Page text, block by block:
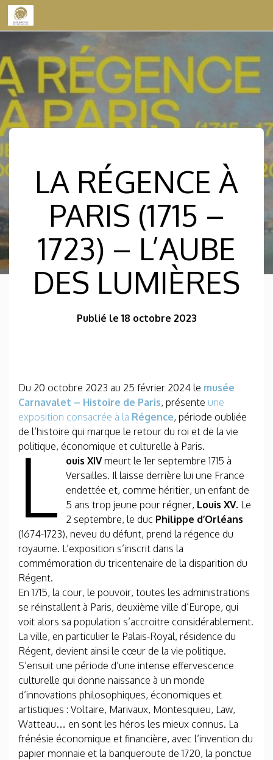
Skip to content
LA RÉGENCE À
PARIS (1715 –
1723) – L’AUBE
DES LUMIÈRES
Publié le 18 octobre 2023
Du 20 octobre 2023 au 25 février 2024 le musée
Carnavalet – Histoire de Paris, présente une
exposition consacrée à la Régence, période oubliée
de l’histoire qui marque le retour du roi et de la vie
politique, économique et culturelle à Paris.
L ouis XIVmeurt le 1er septembre 1715 à
Versailles. Il laisse derrière lui une France
endettée et, comme héritier, un enfant de
5 ans trop jeune pour régner, Louis XV. Le
2 septembre, le duc Philippe d’Orléans
(1674-1723), neveu du défunt, prend la régence du
royaume. L’exposition s’inscrit dans la
commémoration du tricentenaire de la disparition du
Régent.
En 1715, la cour, le pouvoir, toutes les administrations
se réinstallent à Paris, deuxième ville d’Europe, qui
voit alors sa population s’accroitre considérablement.
La ville, en particulier le Palais-Royal, résidence du
Régent, devient ainsi le cœur de la vie politique.
S’ensuit une période d’une intense effervescence
culturelle qui donne naissance à un monde
d’innovations philosophiques, économiques et
artistiques : Voltaire, Marivaux, Montesquieu, Law,
Watteau… en sont les héros les mieux connus. La
frénésie économique et financière, avec l’invention du
papier monnaie et la banqueroute de 1720, la ponctue